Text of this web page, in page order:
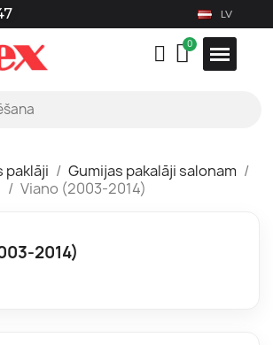
LV
paklāji
Gumijas pakalāji salonam
Viano (2003-2014)
2014)